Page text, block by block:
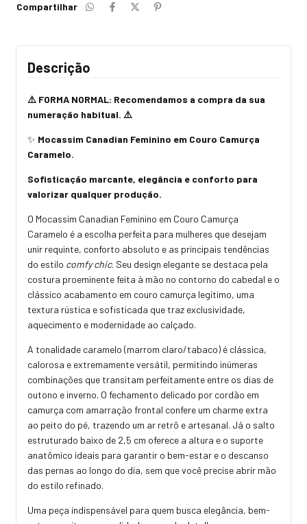
Compartilhar
Descrição
⚠️ FORMA NORMAL: Recomendamos a compra da sua
numeração habitual. ⚠️
✨ Mocassim Canadian Feminino em Couro Camurça
Caramelo.
Sofisticação marcante, elegância e conforto para
valorizar qualquer produção.
O Mocassim Canadian Feminino em Couro Camurça
Caramelo é a escolha perfeita para mulheres que desejam
unir requinte, conforto absoluto e as principais tendências
do estilo comfy chic. Seu design elegante se destaca pela
costura proeminente feita à mão no contorno do cabedal e o
clássico acabamento em couro camurça legítimo, uma
textura rústica e sofisticada que traz exclusividade,
aquecimento e modernidade ao calçado.
A tonalidade caramelo (marrom claro/tabaco) é clássica,
calorosa e extremamente versátil, permitindo inúmeras
combinações que transitam perfeitamente entre os dias de
outono e inverno. O fechamento delicado por cordão em
camurça com amarração frontal confere um charme extra
ao peito do pé, trazendo um ar retrô e artesanal. Já o salto
estruturado baixo de 2,5 cm oferece a altura e o suporte
anatômico ideais para garantir o bem-estar e o descanso
das pernas ao longo do dia, sem que você precise abrir mão
do estilo refinado.
Uma peça indispensável para quem busca elegância, bem-